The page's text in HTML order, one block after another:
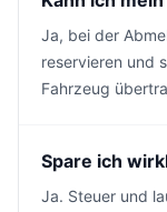
Ja, bei der
reservieren und
Fahrzeug
Spare ich
Ja. Steuer und